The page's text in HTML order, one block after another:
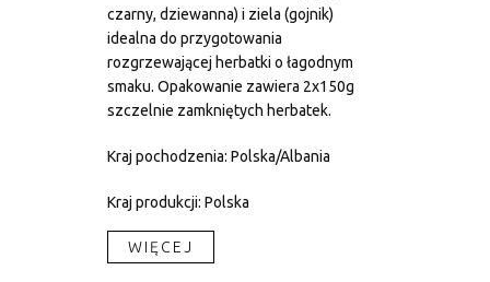
czarny, dziewanna) i ziela (gojnik)
idealna do przygotowania
rozgrzewającej herbatki o łagodnym
smaku. Opakowanie zawiera 2x150g
szczelnie zamkniętych herbatek.
Kraj pochodzenia: Polska/Albania
Kraj produkcji: Polska
WIĘCEJ​